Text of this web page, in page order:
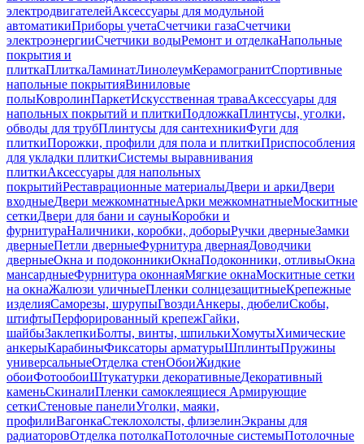
электродвигателейАксессуары для модульной
автоматикиПриборы учетаСчетчики газаСчетчики
электроэнергииСчетчики водыРемонт и отделкаНапольные
покрытия и
плиткаПлиткаЛаминатЛинолеумКерамогранитСпортивные
напольные покрытияВиниловые
полыКовролинПаркетИскусственная траваАксессуары для
напольных покрытий и плиткиПодложкаПлинтусы, уголки,
обводы для трубПлинтусы для сантехникиФуги для
плиткиПорожки, профили для пола и плиткиПриспособления
для укладки плиткиСистемы выравнивания
плиткиАксессуары для напольных
покрытийРеставрационные материалыДвери и аркиДвери
входныеДвери межкомнатныеАрки межкомнатныеМоскитные
сеткиДвери для бани и сауныКоробки и
фурнитураНаличники, коробки, доборыРучки дверныеЗамки
дверныеПетли дверныеФурнитура двернаяДоводчики
дверныеОкна и подоконникиОкнаПодоконники, отливыОкна
мансардныеФурнитура оконнаяМягкие окнаМоскитные сетки
на окнаЖалюзи уличныеПленки солнцезащитныеКрепежные
изделияСаморезы, шурупыГвоздиАнкеры, дюбелиСкобы,
штифтыПерфорированный крепежГайки,
шайбыЗаклепкиБолты, винты, шпилькиХомутыХимические
анкерыКарабиныФиксаторы арматурыШплинтыПружины
универсальныеОтделка стенОбоиЖидкие
обоиФотообоиШтукатурки декоративныеДекоративный
каменьСкиналиПленки самоклеящиеся Армирующие
сеткиСтеновые панелиУголки, маяки,
профилиВагонкаСтеклохолсты, флизелинЭкраны для
радиаторовОтделка потолкаПотолочные системыПотолочные